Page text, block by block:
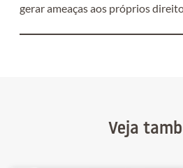
gerar ameaças aos próprios
Veja